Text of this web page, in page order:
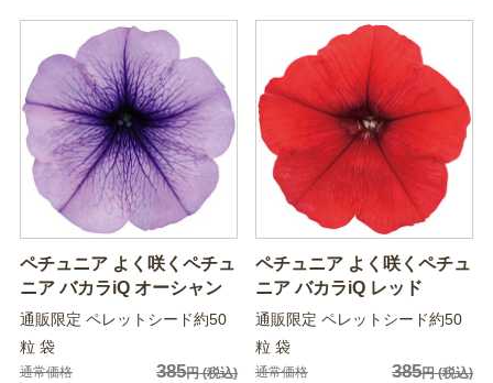
ペチュニア よく咲くペチュ
ニア バカラiQ オーシャン
通販限定 ペレットシード約50
粒 袋
通常価格 385円(税込)
ペチュニア よく咲くペチュ
ニア バカラiQ レッド
通販限定 ペレットシード約50
粒 袋
通常価格 385円(税込)